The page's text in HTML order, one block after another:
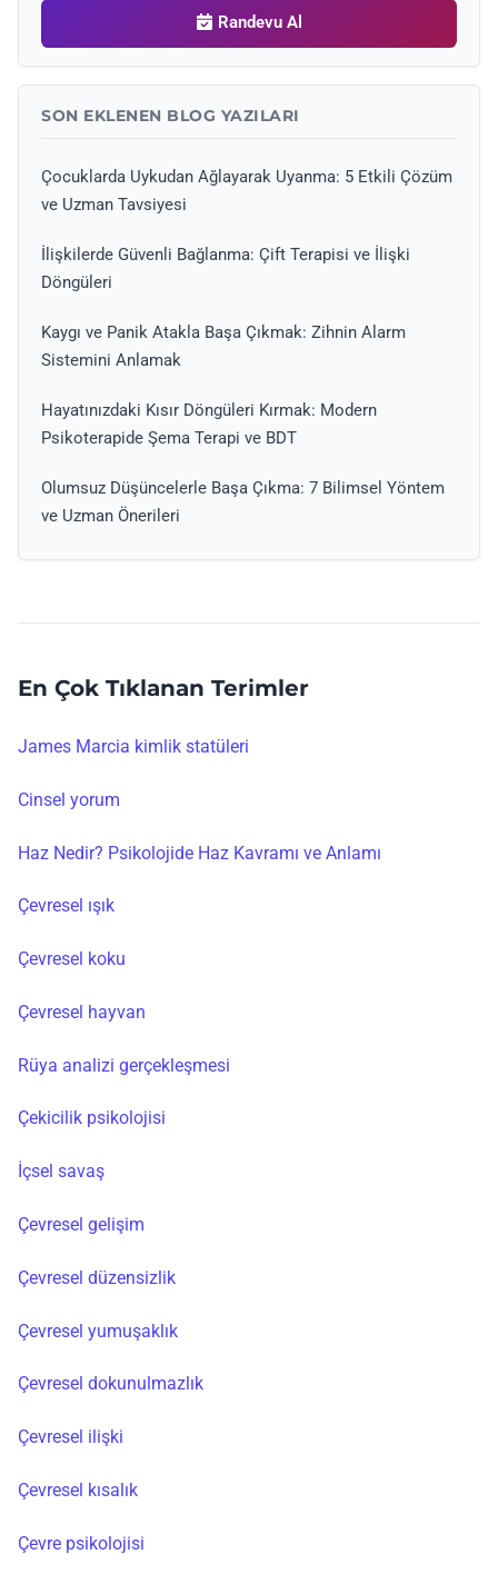
Randevu Al
SON EKLENEN BLOG YAZILARI
Çocuklarda Uykudan Ağlayarak Uyanma: 5 Etkili Çözüm
ve Uzman Tavsiyesi
İlişkilerde Güvenli Bağlanma: Çift Terapisi ve İlişki
Döngüleri
Kaygı ve Panik Atakla Başa Çıkmak: Zihnin Alarm
Sistemini Anlamak
Hayatınızdaki Kısır Döngüleri Kırmak: Modern
Psikoterapide Şema Terapi ve BDT
Olumsuz Düşüncelerle Başa Çıkma: 7 Bilimsel Yöntem
ve Uzman Önerileri
En Çok Tıklanan Terimler
James Marcia kimlik statüleri
Cinsel yorum
Haz Nedir? Psikolojide Haz Kavramı ve Anlamı
Çevresel ışık
Çevresel koku
Çevresel hayvan
Rüya analizi gerçekleşmesi
Çekicilik psikolojisi
İçsel savaş
Çevresel gelişim
Çevresel düzensizlik
Çevresel yumuşaklık
Çevresel dokunulmazlık
Çevresel ilişki
Çevresel kısalık
Çevre psikolojisi